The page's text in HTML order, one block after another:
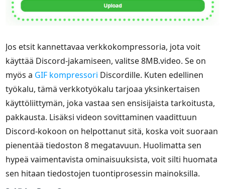
Jos etsit kannettavaa verkkokompressoria, jota voit
käyttää Discord-jakamiseen, valitse 8MB.video. Se on
myös a GIF kompressori Discordille. Kuten edellinen
työkalu, tämä verkkotyökalu tarjoaa yksinkertaisen
käyttöliittymän, joka vastaa sen ensisijaista tarkoitusta,
pakkausta. Lisäksi videon sovittaminen vaadittuun
Discord-kokoon on helpottanut sitä, koska voit suoraan
pienentää tiedoston 8 megatavuun. Huolimatta sen
hypeä vaimentavista ominaisuuksista, voit silti huomata
sen hitaan tiedostojen tuontiprosessin mainoksilla.